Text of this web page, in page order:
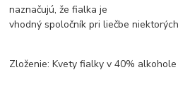
naznačujú, že fialka je
vhodný spoločník pri liečbe
Zloženie: Kvety fialky v 40% alkohole